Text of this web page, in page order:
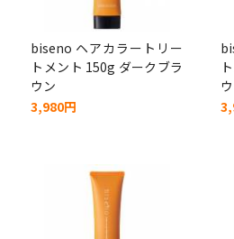
biseno ヘアカラートリー
トメント 150g ダークブラ
ウン
3,980円